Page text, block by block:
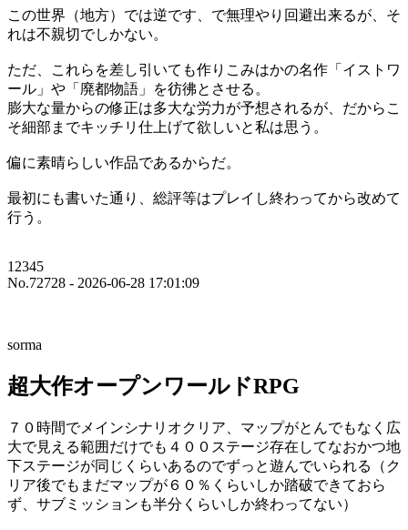
この世界（地方）では逆です、で無理やり回避出来るが、そ
れは不親切でしかない。
ただ、これらを差し引いても作りこみはかの名作「イストワ
ール」や「廃都物語」を彷彿とさせる。
膨大な量からの修正は多大な労力が予想されるが、だからこ
そ細部までキッチリ仕上げて欲しいと私は思う。
偏に素晴らしい作品であるからだ。
最初にも書いた通り、総評等はプレイし終わってから改めて
行う。
12345
No.72728 - 2026-06-28 17:01:09
sorma
超大作オープンワールドRPG
７０時間でメインシナリオクリア、マップがとんでもなく広
大で見える範囲だけでも４００ステージ存在してなおかつ地
下ステージが同じくらいあるのでずっと遊んでいられる（ク
リア後でもまだマップが６０％くらいしか踏破できておら
ず、サブミッションも半分くらいしか終わってない）